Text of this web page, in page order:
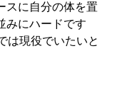
スに自分の体を置
みにハードです
は現役でいたいと